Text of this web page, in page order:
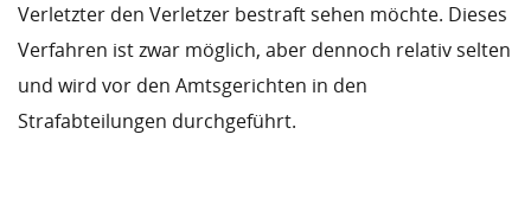
Verletzter den Verletzer bestraft sehen möchte. Dieses
Verfahren ist zwar möglich, aber dennoch relativ selten
und wird vor den Amtsgerichten in den
Strafabteilungen durchgeführt.